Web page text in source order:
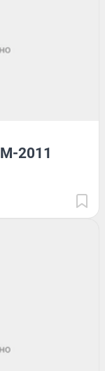
2011